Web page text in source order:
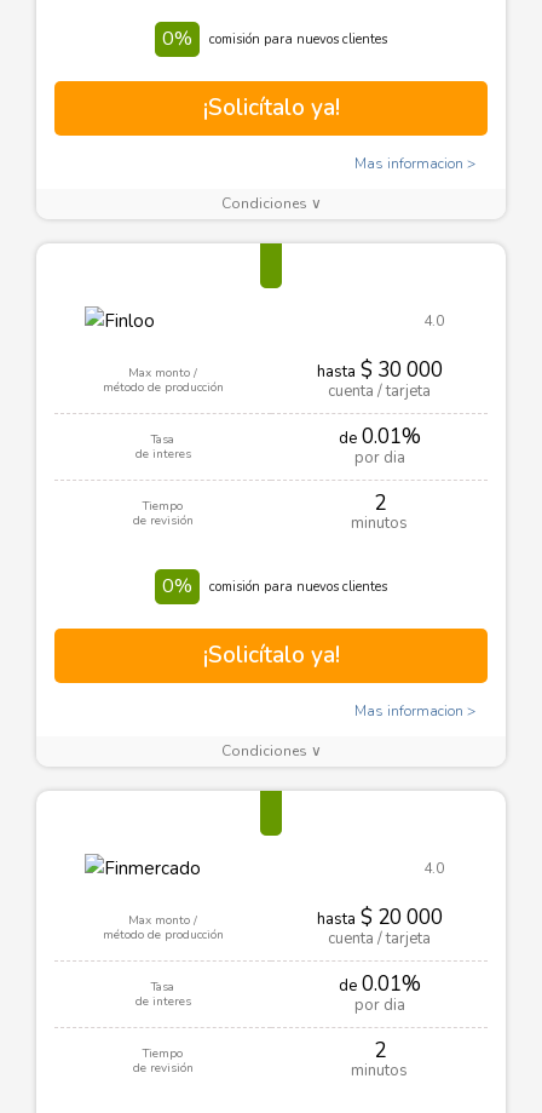
0% comisión para nuevos clientes
¡Solicítalo ya!
Mas informacion
Condiciones ∨
4.0
Max monto /
método de producción
hasta $ 30 000
cuenta / tarjeta
Tasa
de interes
de0.01%
por dia
Tiempo
de revisión
2
minutos
0% comisión para nuevos clientes
¡Solicítalo ya!
Mas informacion
Condiciones ∨
4.0
Max monto /
método de producción
hasta $ 20 000
cuenta / tarjeta
Tasa
de interes
de0.01%
por dia
Tiempo
de revisión
2
minutos